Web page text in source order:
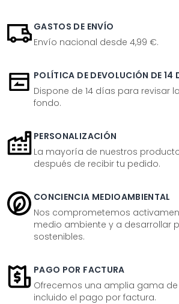
GASTOS DE ENVÍO
Envío nacional desde 4,99 €.
POLÍTICA DE DEVOLUCIÓN DE 14
Dispone de 14 días para revisar
fondo.
PERSONALIZACIÓN
La mayoría de nuestros
después de recibir tu pedido.
CONCIENCIA MEDIOAMBIENTAL
Nos comprometemos
medio ambiente y a desarrollar
sostenibles.
PAGO POR FACTURA
Ofrecemos una amplia gama
incluido el pago por factura.